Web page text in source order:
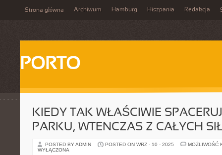
Strona główna Archiwum Hamburg Hiszpania Redakcja
PORTO
KIEDY TAK WŁAŚCIWIE
PARKU, WTENCZAS Z CAŁYCH
POSTED BY ADMIN POSTED ON WRZ - 10 - 2025
MOŻLIWOŚĆ
WYŁĄCZONA